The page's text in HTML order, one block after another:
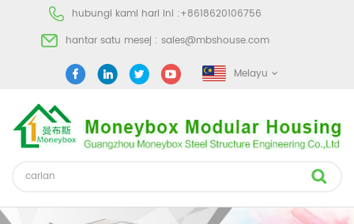
hubungi kami hari ini :+8618620106756
hantar satu mesej : sales@mbshouse.com
Melayu